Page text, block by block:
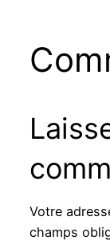
Votre
champs